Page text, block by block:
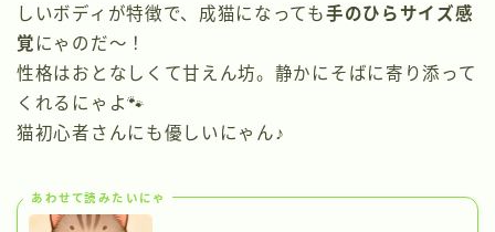
しいボディが特徴で、成猫になっても手のひらサイズ感
覚 にゃのだ〜！
性格はおとなしくて甘えん坊。静かにそばに寄り添って
くれるにゃよ🐾
猫初心者さんにも優しいにゃん♪
あわせて読みたいにゃ